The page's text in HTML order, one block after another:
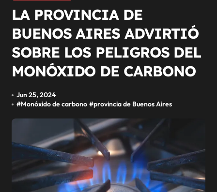
LA PROVINCIA DE
BUENOS AIRES ADVIRTIÓ
SOBRE LOS PELIGROS DEL
MONÓXIDO DE CARBONO
Jun 25, 2024
#Monóxido de carbono #provincia de Buenos Aires